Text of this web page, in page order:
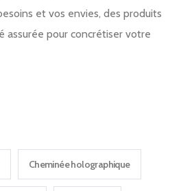
et vos envies, des produits
assurée pour concrétiser votre
Cheminée holographique